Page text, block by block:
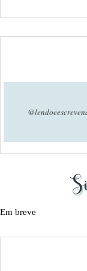
Em breve